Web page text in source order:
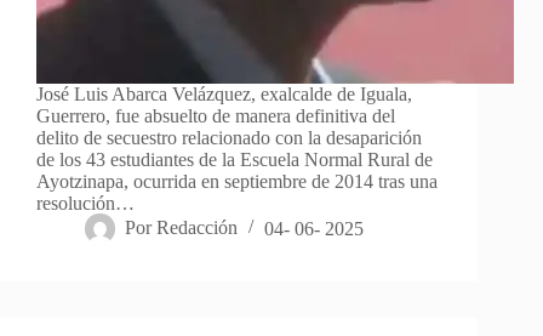
José Luis Abarca Velázquez, exalcalde de Iguala,
Guerrero, fue absuelto de manera definitiva del
delito de secuestro relacionado con la desaparición
de los 43 estudiantes de la Escuela Normal Rural de
Ayotzinapa, ocurrida en septiembre de 2014 tras una
resolución…
Por Redacción 04- 06- 2025